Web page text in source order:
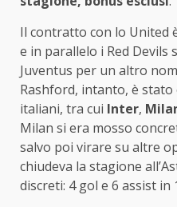
Il contratto con lo United
e in parallelo i Red
Juventus per un altro
Rashford, intanto, è
italiani, tra cui Inter,
Milan si era mosso
salvo poi virare su altre
chiudeva la stagione
discreti: 4 gol e 6 assist in